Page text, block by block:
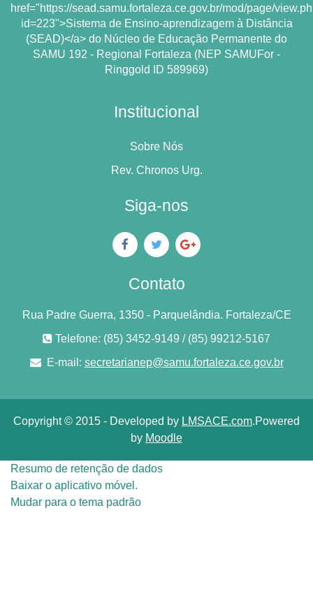
href="https://sead.samu.fortaleza.ce.gov.br/mod/page/
id=223">Sistema de Ensino-aprendizagem à Distância
(SEAD)</a> do Núcleo de Educação Permanente do
SAMU 192 - Regional Fortaleza (NEP SAMUFor -
Ringgold ID 589969)
Institucional
Sobre Nós
Rev. Chronos Urg.
Siga-nos
Contato
Rua Padre Guerra, 1350 - Parquelândia. Fortaleza/CE
Telefone: (85) 3452-9149 / (85) 99212-5167
E-mail: secretarianep@samu.fortaleza.ce.gov.br
Copyright © 2015 - Developed by LMSACE.com.Powered
by Moodle
Resumo de retenção de dados
Baixar o aplicativo móvel.
Mudar para o tema padrão